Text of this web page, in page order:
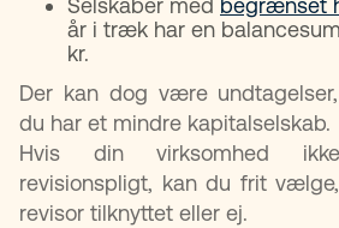
Selskaber med begrænset
år i træk har en
kr.
Der kan dog være
du har et mindre kapitalselskab.
Hvis din virksomhed
revisionspligt, kan du frit
revisor tilknyttet eller ej.